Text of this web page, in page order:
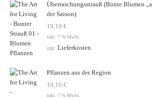
Überraschungsstrauß (Bunte Blumen
der Saison)
19,10 €
inkl. 7 % MwSt.
zzgl. Lieferkosten
Pflanzen aus der Region
19,10 €
inkl. 7 % MwSt.